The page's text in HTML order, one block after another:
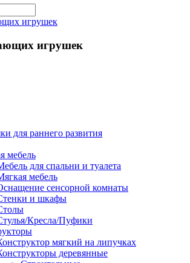
игрушек
для раннего развития
мебель
для спальни и туалета
мебель
сенсорной комнаты
и шкафы
Кресла/Пуфики
мягкий на липучках
деревянные